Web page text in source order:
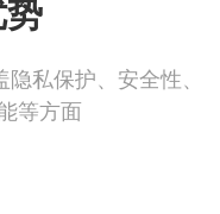
私保护、安全性、
等方面